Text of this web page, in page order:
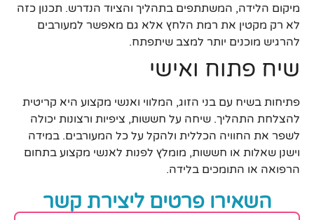
מיקום הלידה, המשתתפים בתהליך והציוד הנדרש. תכנון כזה
לא רק מקטין את רמת הלחץ אלא גם מאפשר למעורבים
להרגיש מוכנים יותר למצב שיתפתח.
שיח פתוח ואישי
פתיחות בשיח עם בני הזוג, המלווי ואנשי מקצוע היא קריטית
להצלחת התהליך. שיחה על חששות, ציפיות ורצונות יכולה
לשפר את החוויה הכללית ולהקל על כל המעורבים. במידה
וישנן שאלות או חששות, מומלץ לפנות לאנשי מקצוע בתחום
הרפואה או התומכים בלידה.
השאירו פרטים ליצירת קשר